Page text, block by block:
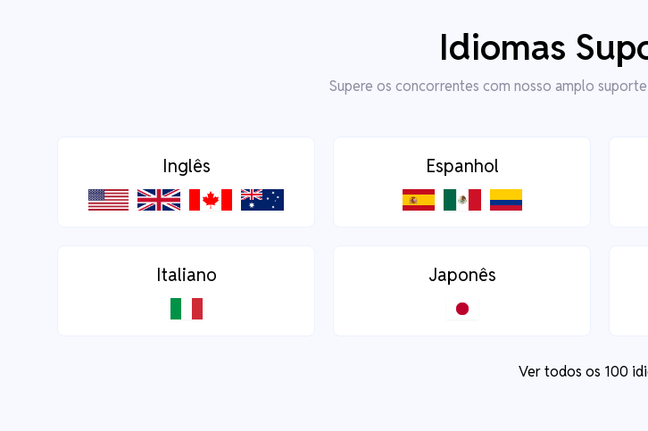
Idiomas
Supere os concorrentes com nosso amplo
Inglês Espanhol
Italiano Japonês
Ver todos os 100